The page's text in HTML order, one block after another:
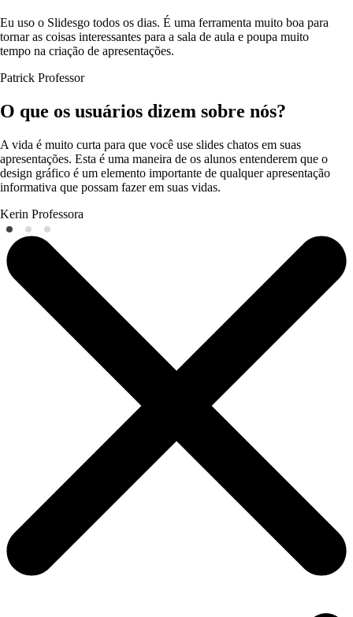
Eu uso o Slidesgo todos os dias. É uma ferramenta muito boa para
tornar as coisas interessantes para a sala de aula e poupa muito
tempo na criação de apresentações.
Patrick Professor
O que os usuários dizem sobre nós?
A vida é muito curta para que você use slides chatos em suas
apresentações. Esta é uma maneira de os alunos entenderem que o
design gráfico é um elemento importante de qualquer apresentação
informativa que possam fazer em suas vidas.
Kerin Professora